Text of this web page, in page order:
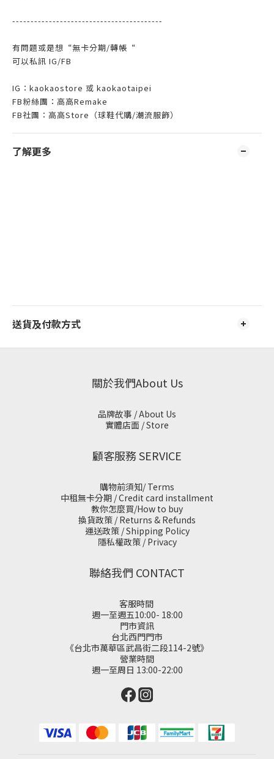
-----------------------------------------
有問題或是想“無卡分期/轉帳“
可以私訊 IG/FB
IG：kaokaostore 或 kaokaotaipei
FB粉絲團：高高Remake
FB社團：高高Store（球鞋代購/潮流服飾）
了解更多
送貨及付款方式
關於我們About Us
品牌故事 / About Us
實體店面 / Store
顧客服務 SERVICE
購物前須知/ Terms
中租無卡分期 / Credit card installment
教你怎麼買/How to buy
換貨政策 / Returns & Refunds
運送政策 / Shipping Policy
隱私權政策 / Privacy
聯絡我們 CONTACT
客服時間
週一至週五10:00- 18:00
門市資訊
台北西門門市
《台北市萬華區武昌街二段114-2號》
營業時間
週一至周日 13:00-22:00